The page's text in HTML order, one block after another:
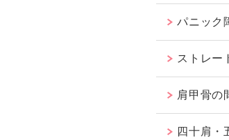
パニック
ストレー
肩甲骨の
四十肩・